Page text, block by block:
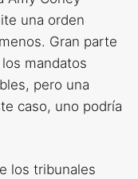
una orden
Gran parte
mandatos
pero una
caso, uno podría
los tribunales